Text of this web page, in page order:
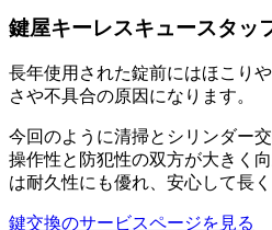
鍵屋キーレスキュースタッ
長年使用された錠前にはほこり
さや不具合の原因になります。
今回のように清掃とシリンダー
操作性と防犯性の双方が大きく
は耐久性にも優れ、安心して長
鍵交換のサービスページを見る